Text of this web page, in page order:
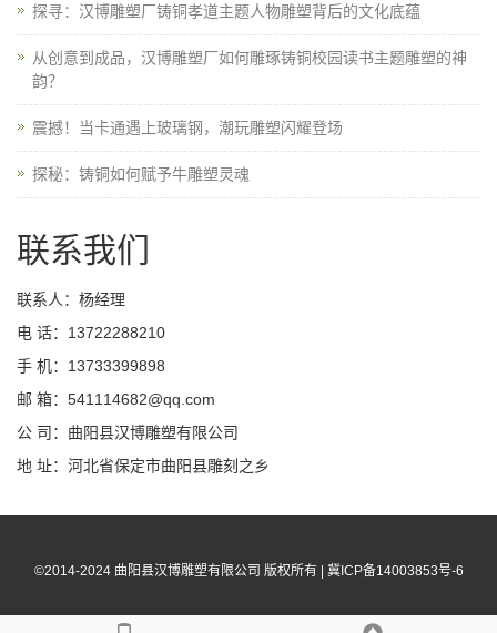
探寻：汉博雕塑厂铸铜孝道主题人物雕塑背后的文化底蕴
从创意到成品，汉博雕塑厂如何雕琢铸铜校园读书主题雕塑的神
韵？
震撼！当卡通遇上玻璃钢，潮玩雕塑闪耀登场
探秘：铸铜如何赋予牛雕塑灵魂
联系我们
联系人：杨经理
电 话：13722288210
手 机：13733399898
邮 箱：541114682@qq.com
公 司：曲阳县汉博雕塑有限公司
地 址：河北省保定市曲阳县雕刻之乡
©2014-2024 曲阳县汉博雕塑有限公司 版权所有 | 冀ICP备14003853号-6